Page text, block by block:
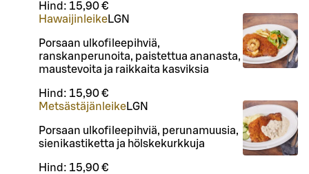
Hind: 15,90 €
HawaijinleikeLGN
Porsaan ulkofileepihviä,
ranskanperunoita, paistettua ananasta,
maustevoita ja raikkaita kasviksia
Hind: 15,90 €
MetsästäjänleikeLGN
Porsaan ulkofileepihviä, perunamuusia,
sienikastiketta ja hölskekurkkuja
Hind: 15,90 €